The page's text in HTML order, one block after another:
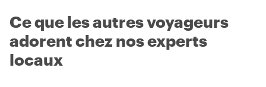
Ce que les autres voyageurs
adorent chez nos experts
locaux